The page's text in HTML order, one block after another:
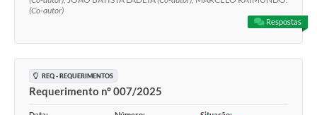
(Co-autor)
Respostas
REQ - REQUERIMENTOS
Requerimento n° 007/2025